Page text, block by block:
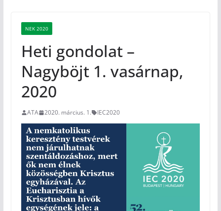
NEK 2020
Heti gondolat –
Nagyböjt 1. vasárnap,
2020
ATA 2020. március. 1. IEC2020